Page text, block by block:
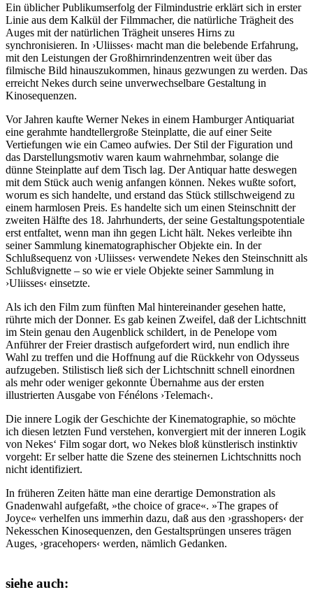
Ein üblicher Publikumserfolg der Filmindustrie erklärt sich in erster
Linie aus dem Kalkül der Filmmacher, die natürliche Trägheit des
Auges mit der natürlichen Trägheit unseres Hirns zu
synchronisieren. In ›Uliisses‹ macht man die belebende Erfahrung,
mit den Leistungen der Großhirnrindenzentren weit über das
filmische Bild hinauszukommen, hinaus gezwungen zu werden. Das
erreicht Nekes durch seine unverwechselbare Gestaltung in
Kinosequenzen.
Vor Jahren kaufte Werner Nekes in einem Hamburger Antiquariat
eine gerahmte handtellergroße Steinplatte, die auf einer Seite
Vertiefungen wie ein Cameo aufwies. Der Stil der Figuration und
das Darstellungsmotiv waren kaum wahrnehmbar, solange die
dünne Steinplatte auf dem Tisch lag. Der Antiquar hatte deswegen
mit dem Stück auch wenig anfangen können. Nekes wußte sofort,
worum es sich handelte, und erstand das Stück stillschweigend zu
einem harmlosen Preis. Es handelte sich um einen Steinschnitt der
zweiten Hälfte des 18. Jahrhunderts, der seine Gestaltungspotentiale
erst entfaltet, wenn man ihn gegen Licht hält. Nekes verleibte ihn
seiner Sammlung kinematographischer Objekte ein. In der
Schlußsequenz von ›Uliisses‹ verwendete Nekes den Steinschnitt als
Schlußvignette – so wie er viele Objekte seiner Sammlung in
›Uliisses‹ einsetzte.
Als ich den Film zum fünften Mal hintereinander gesehen hatte,
rührte mich der Donner. Es gab keinen Zweifel, daß der Lichtschnitt
im Stein genau den Augenblick schildert, in de Penelope vom
Anführer der Freier drastisch aufgefordert wird, nun endlich ihre
Wahl zu treffen und die Hoffnung auf die Rückkehr von Odysseus
aufzugeben. Stilistisch ließ sich der Lichtschnitt schnell einordnen
als mehr oder weniger gekonnte Übernahme aus der ersten
illustrierten Ausgabe von Fénélons ›Telemach‹.
Die innere Logik der Geschichte der Kinematographie, so möchte
ich diesen letzten Fund verstehen, konvergiert mit der inneren Logik
von Nekes‘ Film sogar dort, wo Nekes bloß künstlerisch instinktiv
vorgeht: Er selber hatte die Szene des steinernen Lichtschnitts noch
nicht identifiziert.
In früheren Zeiten hätte man eine derartige Demonstration als
Gnadenwahl aufgefaßt, »the choice of grace«. »The grapes of
Joyce« verhelfen uns immerhin dazu, daß aus den ›grasshopers‹ der
Nekesschen Kinosequenzen, den Gestaltsprüngen unseres trägen
Auges, ›gracehopers‹ werden, nämlich Gedanken.
siehe auch: